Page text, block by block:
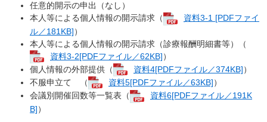
任意的開示の申出（なし）
本人等による個人情報の開示請求（
資料3-1 [PDFファイ
ル／181KB]）
本人等による個人情報の開示請求（診療報酬明細書等）（
資料3-2[PDFファイル／62KB]）
個人情報の外部提供（
資料4[PDFファイル／374KB]）
不服申立て （
資料5[PDFファイル／63KB]）
会議別開催回数等一覧表（
資料6[PDFファイル／191K
B]）